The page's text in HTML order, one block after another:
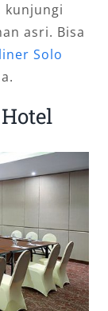
kunjungi
asri. Bisa
Solo